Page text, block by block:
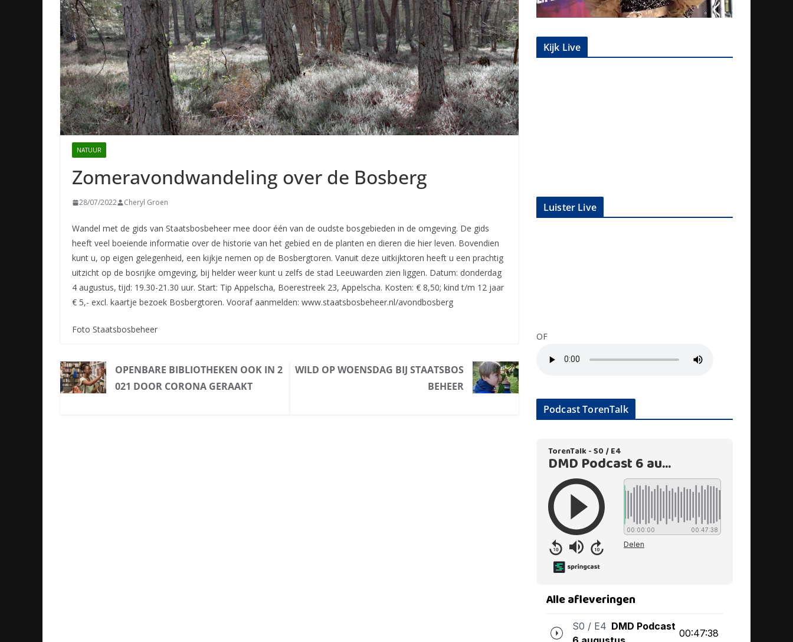
NATUUR
Zomeravondwandeling over de Bosberg
28/07/2022 Cheryl Groen
Wandel met de gids van Staatsbosbeheer mee door één van de oudste bosgebieden in de omgeving. De gids
heeft veel boeiende informatie over de historie van het gebied en de planten en dieren die hier leven. Bovendien
kunt u, op eigen gelegenheid, een kijkje nemen op de Bosbergtoren. Vanuit deze uitkijktoren heeft u een prachtig
uitzicht op de bosrijke omgeving, bij helder weer kunt u zelfs de stad Leeuwarden zien liggen. Datum: donderdag
4 augustus, tijd: 19.30-21.30 uur. Start: Tip Appelscha, Boerestreek 23, Appelscha. Kosten: € 8,50; kind t/m 12 jaar
€ 5,- excl. kaartje bezoek Bosbergtoren. Vooraf aanmelden: www.staatsbosbeheer.nl/avondbosberg
Foto Staatsbosbeheer
OPENBARE BIBLIOTHEKEN OOK IN 2
021 DOOR CORONA GERAAKT
WILD OP WOENSDAG BIJ STAATSBOS
BEHEER
Kijk Live
Luister Live
OF
Podcast TorenTalk